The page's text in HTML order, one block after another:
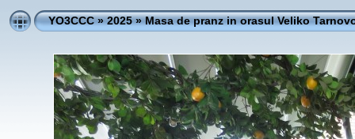
YO3CCC»2025»Masa de pranz in orasul Veliko